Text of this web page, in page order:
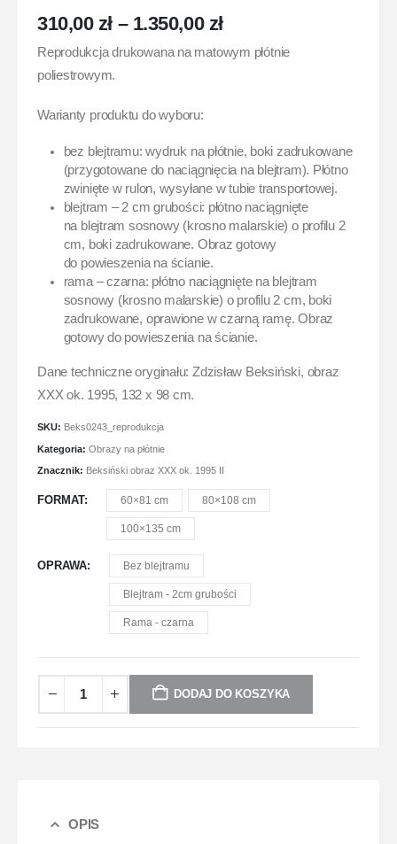
310,00 zł – 1.350,00 zł
Reprodukcja drukowana na matowym płótnie
poliestrowym.
Warianty produktu do wyboru:
bez blejtramu: wydruk na płótnie, boki zadrukowane
(przygotowane do naciągnięcia na blejtram). Płótno
zwinięte w rulon, wysyłane w tubie transportowej.
blejtram – 2 cm grubości: płótno naciągnięte
na blejtram sosnowy (krosno malarskie) o profilu 2
cm, boki zadrukowane. Obraz gotowy
do powieszenia na ścianie.
rama – czarna: płótno naciągnięte na blejtram
sosnowy (krosno malarskie) o profilu 2 cm, boki
zadrukowane, oprawione w czarną ramę. Obraz
gotowy do powieszenia na ścianie.
Dane techniczne oryginału: Zdzisław Beksiński, obraz
XXX ok. 1995, 132 x 98 cm.
SKU: Beks0243_reprodukcja
Kategoria: Obrazy na płótnie
Znacznik: Beksiński obraz XXX ok. 1995 II
FORMAT 60×81 cm 80×108 cm
100×135 cm
OPRAWA Bez blejtramu
Blejtram - 2cm grubości
Rama - czarna
DODAJ DO KOSZYKA
OPIS